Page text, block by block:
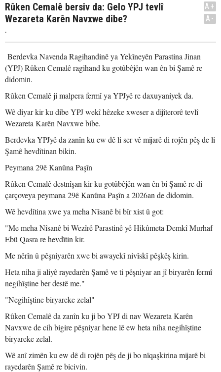
Rûken Cemalê bersiv da: Gelo YPJ tevlî
Wezareta Karên Navxwe dibe?
.
A+
A-
Berdevka Navenda Ragihandinê ya Yekîneyên Parastina Jinan
(YPJ) Rûken Cemalê ragihand ku gotûbêjên wan ên bi Şamê re
didomin.
Rûken Cemalê ji malpera fermî ya YPJyê re daxuyaniyek da.
Wê diyar kir ku dibe YPJ wekî hêzeke xweser a dijîterorê tevlî
Wezareta Karên Navxwe bibe.
Berdevka YPJyê da zanîn ku ew dê li ser vê mijarê di rojên pêş de li
Şamê hevdîtinan bikin.
Peymana 29ê Kanûna Paşîn
Rûken Cemalê destnîşan kir ku gotûbêjên wan ên bi Şamê re di
çarçoveya peymana 29ê Kanûna Paşîn a 2026an de didomin.
Wê hevdîtina xwe ya meha Nîsanê bi bîr xist û got:
"Me meha Nîsanê bi Wezîrê Parastinê yê Hikûmeta Demkî Murhaf
Ebû Qasra re hevdîtin kir.
Me nêrîn û pêşniyarên xwe bi awayekî nivîskî pêşkêş kirin.
Heta niha ji aliyê rayedarên Şamê ve ti pêşniyar an jî biryarên fermî
negihîştine ber destê me."
"Negihîştine biryareke zelal"
Rûken Cemalê da zanîn ku ji bo YPJ di nav Wezareta Karên
Navxwe de cih bigire pêşniyar hene lê ew heta niha negihîştine
biryareke zelal.
Wê anî zimên ku ew dê di rojên pêş de ji bo nîqaşkirina mijarê bi
rayedarên Şamê re bicivin.